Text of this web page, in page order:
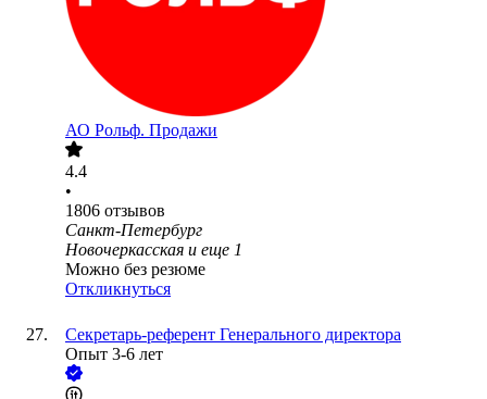
АО Рольф. Продажи
4.4
•
1806 отзывов
Санкт-Петербург
Новочеркасская и еще 1
Можно без резюме
Откликнуться
Секретарь-референт Генерального директора
Опыт 3-6 лет